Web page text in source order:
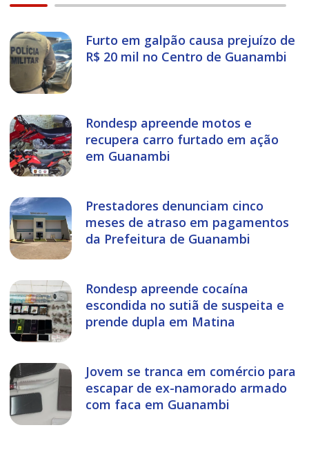
Furto em galpão causa prejuízo de
R$ 20 mil no Centro de Guanambi
Rondesp apreende motos e
recupera carro furtado em ação
em Guanambi
Prestadores denunciam cinco
meses de atraso em pagamentos
da Prefeitura de Guanambi
Rondesp apreende cocaína
escondida no sutiã de suspeita e
prende dupla em Matina
Jovem se tranca em comércio para
escapar de ex-namorado armado
com faca em Guanambi